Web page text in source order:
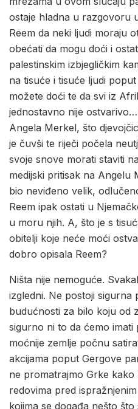
ostaje hladna u razgovoru
Reem da neki ljudi moraju
obećati da mogu doći i
palestinskim izbjegličkim
na tisuće i tisuće ljudi
možete doći te da svi iz
jednostavno nije
Angela Merkel, što
je čuvši te riječi počela
svoje snove morati staviti
medijski pritisak na Angelu
bio neviđeno velik,
Reem ipak ostati u
u moru njih. A, što je s
obitelji koje neće moći
dobro opisala Reem?
Ništa nije nemoguće.
izgledni. Ne postoji sigurna
budućnosti za bilo koju od
sigurno ni to da ćemo
moćnije zemlje počnu
akcijama poput Gergove
ne promatrajmo Grke
redovima pred
kojima se događa nešto